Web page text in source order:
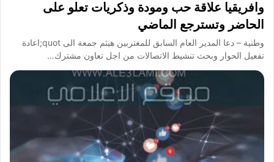
وافريقيا علاقة حب ومودة وذكريات تعلو على
الحاضر وتسترجع الماضي
وطنية – دعا المدير العام السابق للمغتربين هيثم جمعة الى quot;اعادة
تفعيل الحوار وبحث تنشيط الاتصالات من اجل تعاون مشترك…